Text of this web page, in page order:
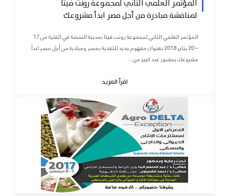
المؤتمر العلمي الثاني لمجموعة رونت فيتا
لمناقشة مبادرة من أجل مصر ابدأ مشروعك
المؤتمر العلمي الثاني لمجموعة رونت فيتا بمدينة السخنة في الفترة من 17
– 20 يناير 2018 بعنوان مفهوم جديد للتغذية بمصر ومبادرة من أجل مصر ابدأ
مشروعك بحضور عدد كبير من...
اقرأ المزيد